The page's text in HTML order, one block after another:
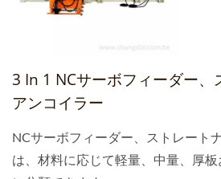
3 In 1 NCサーボフィーダー、
アンコイラー
NCサーボフィーダー、ストレート
は、材料に応じて軽量、中量、厚